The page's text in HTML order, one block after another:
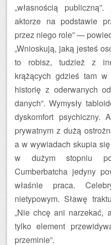
„własnością
aktorze na podstawie
przez niego role” —
„Wnioskują, jaką jesteś
to robisz, tudzież z
krążących gdzieś tam
historię z oderwanych
danych”. Wymysły
dyskomfort psychiczny.
prywatnym z dużą
a w wywiadach skupia
w dużym stopniu
Cumberbatcha jedyny
właśnie praca.
nietypowym. Sławę
„Nie chcę ani narzekać,
tylko element
przeminie”.